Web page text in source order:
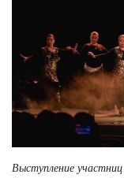
Выступление